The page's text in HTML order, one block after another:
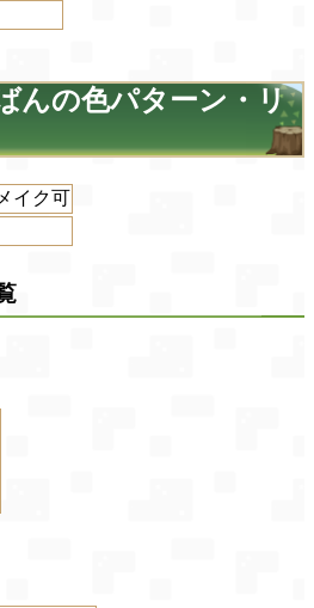
んの色パターン・リ
イク可